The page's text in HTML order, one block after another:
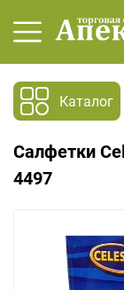
Каталог
Салфетки
4497